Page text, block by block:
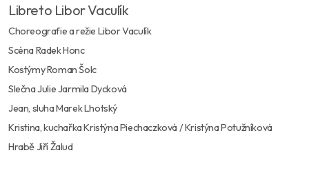
Libreto Libor Vaculík
Choreografie a režie Libor Vaculík
Scéna Radek Honc
Kostýmy Roman Šolc
Slečna Julie Jarmila Dycková
Jean, sluha Marek Lhotský
Kristina, kuchařka Kristýna Piechaczková / Kristýna Potužníková
Hrabě Jiří Žalud